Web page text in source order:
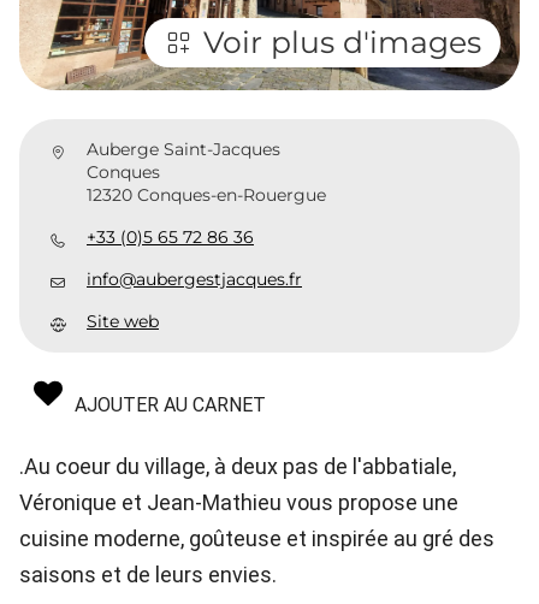
Voir plus d'images
Auberge Saint-Jacques
Conques
12320 Conques-en-Rouergue
+33 (0)5 65 72 86 36
info@aubergestjacques.fr
Site web
AJOUTER AU CARNET
.Au coeur du village, à deux pas de l'abbatiale,
Véronique et Jean-Mathieu vous propose une
cuisine moderne, goûteuse et inspirée au gré des
saisons et de leurs envies.